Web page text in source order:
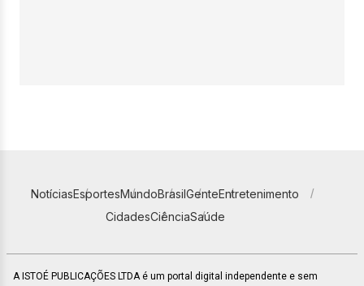
NotíciasEsportesMundoBrasilGenteEntretenimento
CidadesCiênciaSaúde
A ISTOÉ PUBLICAÇÕES LTDA é um portal digital independente e sem